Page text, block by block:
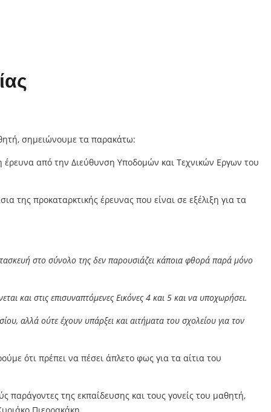
σημειώνουμε τα παρακάτω:
από την Διεύθυνση Υποδομών και Τεχνικών Εργων του
της προκαταρκτικής έρευνας που είναι σε εξέλιξη για τα
στο σύνολο της δεν παρουσιάζει κάποια φθορά παρά μόνο
και στις επισυναπτόμενες Εικόνες 4 και 5 και να υποχωρήσει.
αλλά ούτε έχουν υπάρξει και αιτήματα του σχολείου για τον
ότι πρέπει να πέσει άπλετο φως για τα αίτια του
παράγοντες της εκπαίδευσης και τους γονείς του μαθητή,